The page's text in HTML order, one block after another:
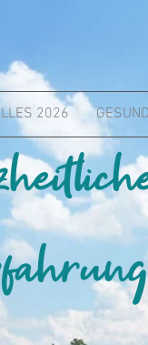
2026